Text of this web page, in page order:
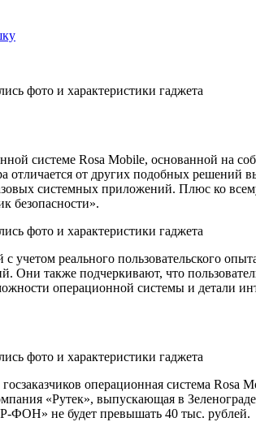
системе Rosa Mobile, основанной на
отличается от других подобных
системных приложений. Плюс ко
безопасности».
учетом реального пользовательского
Они также подчеркивают, что
операционной системы и детали
операционная система
«Рутек», выпускающая в
ФОН» не будет превышать 40 тыс. рублей.